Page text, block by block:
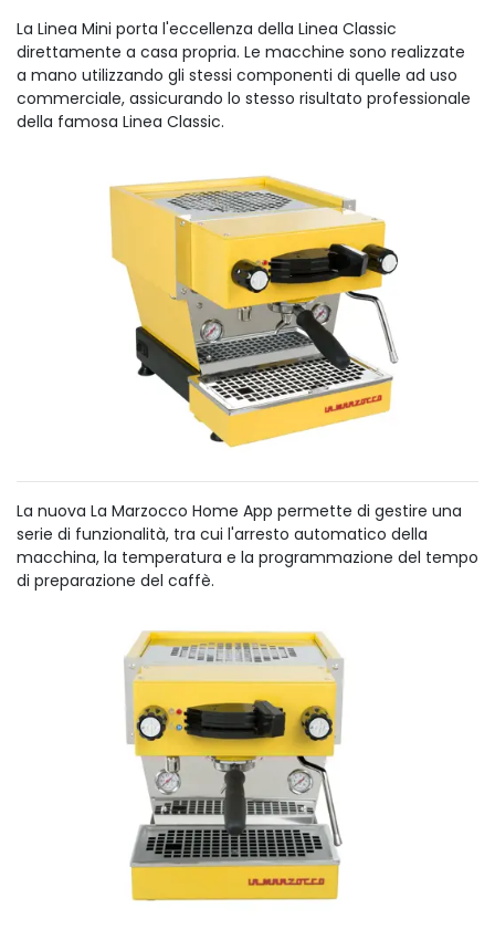
La Linea Mini porta l'eccellenza della Linea Classic
direttamente a casa propria. Le macchine sono realizzate
a mano utilizzando gli stessi componenti di quelle ad uso
commerciale, assicurando lo stesso risultato professionale
della famosa Linea Classic.
La nuova La Marzocco Home App permette di gestire una
serie di funzionalità, tra cui l'arresto automatico della
macchina, la temperatura e la programmazione del tempo
di preparazione del caffè.